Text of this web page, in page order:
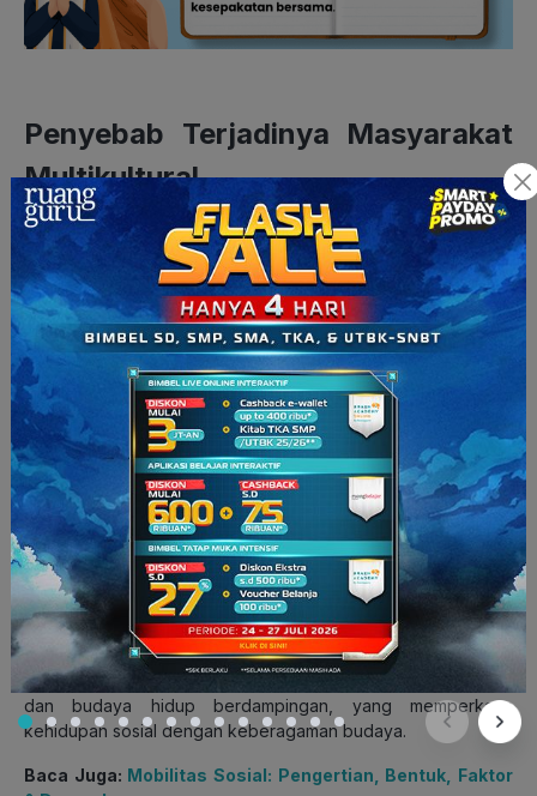
Penyebab Terjadinya Masyarakat
Multikultural
Terbentuknya masyarakat multikultural merupakan hasil dari
berbagai faktor yang mencakup aspek historis, sosial,
ekonomi, politik, dan teknologi. Berikut adalah beberapa
penyebab utama terbentuknya masyarakat multikultural:
1. Migrasi dan Mobilitas
a. Migrasi Internasional
Perpindahan penduduk dari satu negara ke negara lain, baik
karena alasan ekonomi, politik, maupun sosial, menjadi salah
satu faktor utama terbentuknya masyarakat multikultural. Para
migran membawa budaya, adat istiadat, bahasa, dan nilai-nilai
mereka ke tempat tujuan baru, menciptakan keragaman
budaya.
b. Urbanisasi
Perpindahan penduduk dari desa ke kota sering kali
menghasilkan masyarakat multikultural di kawasan perkotaan.
Di kota-kota, orang-orang dari berbagai latar belakang etnis
dan budaya hidup berdampingan, yang memperkaya
kehidupan sosial dengan keberagaman budaya.
Baca Juga: Mobilitas Sosial: Pengertian, Bentuk, Faktor